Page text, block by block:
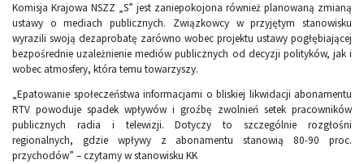
Komisja Krajowa NSZZ „S” jest zaniepokojona również planowaną zmianą
ustawy o mediach publicznych. Związkowcy w przyjętym stanowisku
wyrazili swoją dezaprobatę zarówno wobec projektu ustawy pogłębiającej
bezpośrednie uzależnienie mediów publicznych od decyzji polityków, jak i
wobec atmosfery, która temu towarzyszy.
„Epatowanie społeczeństwa informacjami o bliskiej likwidacji abonamentu
RTV powoduje spadek wpływów i groźbę zwolnień setek pracowników
publicznych radia i telewizji. Dotyczy to szczególnie rozgłośni
regionalnych, gdzie wpływy z abonamentu stanowią 80-90 proc.
przychodów” – czytamy w stanowisku KK